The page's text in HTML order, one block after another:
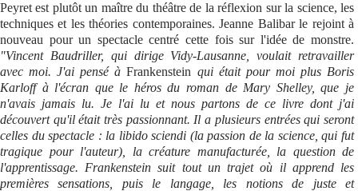
Peyret est plutôt un maître du théâtre de la réflexion sur la science, les
techniques et les théories contemporaines. Jeanne Balibar le rejoint à
nouveau pour un spectacle centré cette fois sur l'idée de monstre.
"Vincent Baudriller, qui dirige Vidy-Lausanne, voulait retravailler
avec moi. J'ai pensé àFrankenstein qui était pour moi plus Boris
Karloff à l'écran que le héros du roman de Mary Shelley, que je
n'avais jamais lu. Je l'ai lu et nous partons de ce livre dont j'ai
découvert qu'il était très passionnant. Il a plusieurs entrées qui seront
celles du spectacle : la libido sciendi (la passion de la science, qui fut
tragique pour l'auteur), la créature manufacturée, la question de
l'apprentissage. Frankenstein suit tout un trajet où il apprend les
premières sensations, puis le langage, les notions de juste et